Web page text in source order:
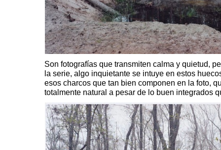
Son fotografías que transmiten calma y quietud,
la serie, algo inquietante se intuye en estos
esos charcos que tan bien componen en la foto,
totalmente natural a pesar de lo buen integrados